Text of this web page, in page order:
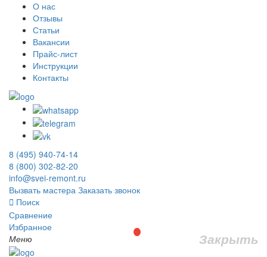
О нас
Отзывы
Статьи
Вакансии
Прайс-лист
Инструкции
Контакты
8 (495) 940-74-14
8 (800) 302-82-20
info@svei-remont.ru
Вызвать мастера Заказать звонок
Поиск
Сравнение
Избранное
Меню
Закрыть